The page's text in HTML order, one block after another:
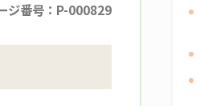
ジ番号：P-000829